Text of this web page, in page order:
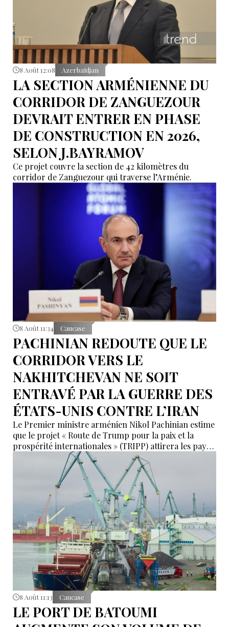
8 Août 12:08 Azerbaïdjan
LA SECTION ARMÉNIENNE DU
CORRIDOR DE ZANGUEZOUR
DEVRAIT ENTRER EN PHASE
DE CONSTRUCTION EN 2026,
SELON J.BAYRAMOV
Ce projet couvre la section de 42 kilomètres du
corridor de Zanguezour qui traverse l’Arménie.
8 Août 11:34 Caucase
PACHINIAN REDOUTE QUE LE
CORRIDOR VERS LE
NAKHITCHEVAN NE SOIT
ENTRAVÉ PAR LA GUERRE DES
ÉTATS-UNIS CONTRE L’IRAN
Le Premier ministre arménien Nikol Pachinian estime
que le projet « Route de Trump pour la paix et la
prospérité internationales » (TRIPP) attirera les pays
de la région, mais il a également déclaré que
l’instabilité régionale pourrait entraver sa mise en
8 Août 11:13 Caucase
LE PORT DE BATOUMI